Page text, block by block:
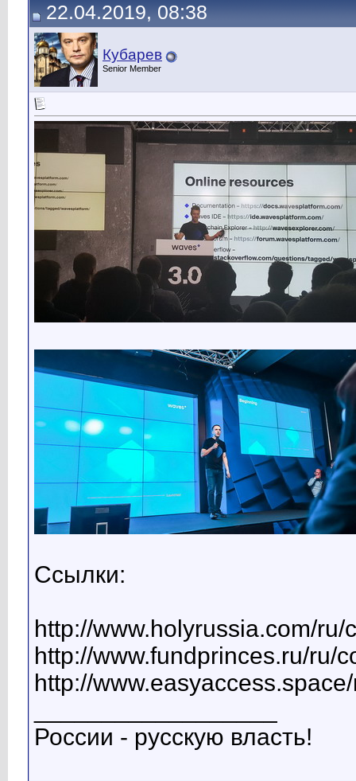
22.04.2019, 08:38
Кубарев
Senior Member
Ссылки:
http://www.holyrussia.com/ru/
http://www.fundprinces.ru/ru/
http://
России - русскую власть!